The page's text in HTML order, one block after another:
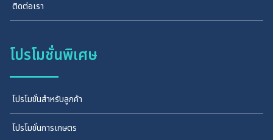
ติดต่อเรา
โปรโมชั่นพิเศษ
โปรโมชั่นสำหรับลูกค้า
โปรโมชั่นการเกษตร